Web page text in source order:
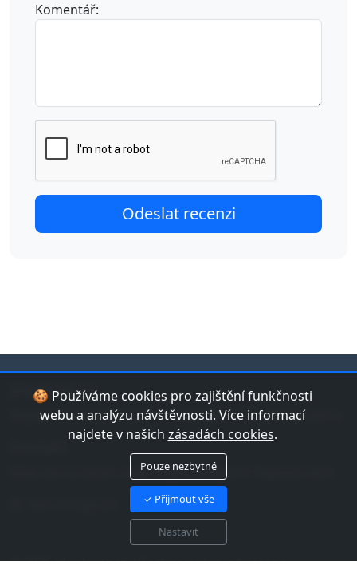
Komentář:
🍪 Používáme cookies pro zajištění funkčnosti
webu a analýzu návštěvnosti. Více informací
najdete v našich zásadách cookies.
Pouze nezbytné
✓ Přijmout vše
Nastavit
jduplavat.cz
Nejlepší databáze bazénů a koupališť v České republice.
Máte tip na bazén nebo chybu v datech? Napište nám!
© 2026 jduplavat.cz. Všechna práva vyhrazena.